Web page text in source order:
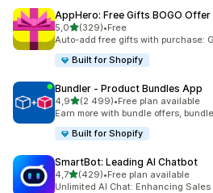
AppHero: Free Gifts BOGO Offer
5,0na 5 gwiazdek
(329)
Łączna liczba recenzji: 329
•Free
Auto-add free gifts with purchase:
Built for Shopify
Bundler ‑ Product Bundles App
4,9na 5 gwiazdek
(2 499)
Łączna liczba recenzji: 2499
•Free plan available
Earn more with bundle offers,
Built for Shopify
SmartBot: Leading AI Chatbot
4,7na 5 gwiazdek
(429)
Łączna liczba recenzji: 429
•Free plan available
Unlimited AI Chat: Enhancing